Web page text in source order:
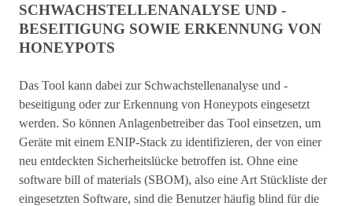
SCHWACHSTELLENANALYSE UND -
BESEITIGUNG SOWIE ERKENNUNG VON
HONEYPOTS
Das Tool kann dabei zur Schwachstellenanalyse und -
beseitigung oder zur Erkennung von Honeypots eingesetzt
werden. So können Anlagenbetreiber das Tool einsetzen, um
Geräte mit einem ENIP-Stack zu identifizieren, der von einer
neu entdeckten Sicherheitslücke betroffen ist. Ohne eine
software bill of materials (SBOM), also eine Art Stückliste der
eingesetzten Software, sind die Benutzer häufig blind für die